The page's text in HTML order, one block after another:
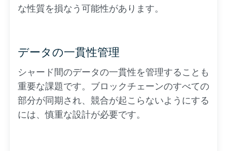
な性質を損なう可能性があります。
データの一貫性管理
シャード間のデータの一貫性を管理することも
重要な課題です。ブロックチェーンのすべての
部分が同期され、競合が起こらないようにする
には、慎重な設計が必要です。